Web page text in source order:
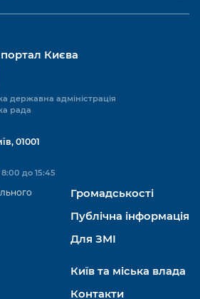
Києва
державна адміністрація
рада
01001
до 15:45
Громадськості
Публічна інформація
Для ЗМІ
Київ та міська влада
Контакти